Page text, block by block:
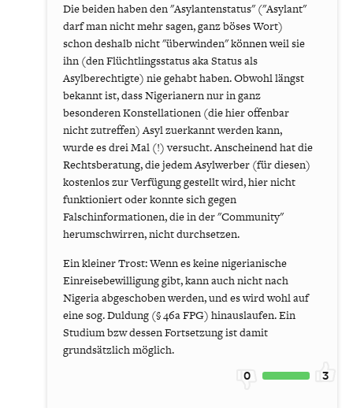
Die beiden haben den "Asylantenstatus" ("Asylant"
darf man nicht mehr sagen, ganz böses Wort)
schon deshalb nicht "überwinden" können weil sie
ihn (den Flüchtlingsstatus aka Status als
Asylberechtigte) nie gehabt haben. Obwohl längst
bekannt ist, dass Nigerianern nur in ganz
besonderen Konstellationen (die hier offenbar
nicht zutreffen) Asyl zuerkannt werden kann,
wurde es drei Mal (!) versucht. Anscheinend hat die
Rechtsberatung, die jedem Asylwerber (für diesen)
kostenlos zur Verfügung gestellt wird, hier nicht
funktioniert oder konnte sich gegen
Falschinformationen, die in der "Community"
herumschwirren, nicht durchsetzen.
Ein kleiner Trost: Wenn es keine nigerianische
Einreisebewilligung gibt, kann auch nicht nach
Nigeria abgeschoben werden, und es wird wohl auf
eine sog. Duldung (§ 46a FPG) hinauslaufen. Ein
Studium bzw dessen Fortsetzung ist damit
grundsätzlich möglich.
0 3